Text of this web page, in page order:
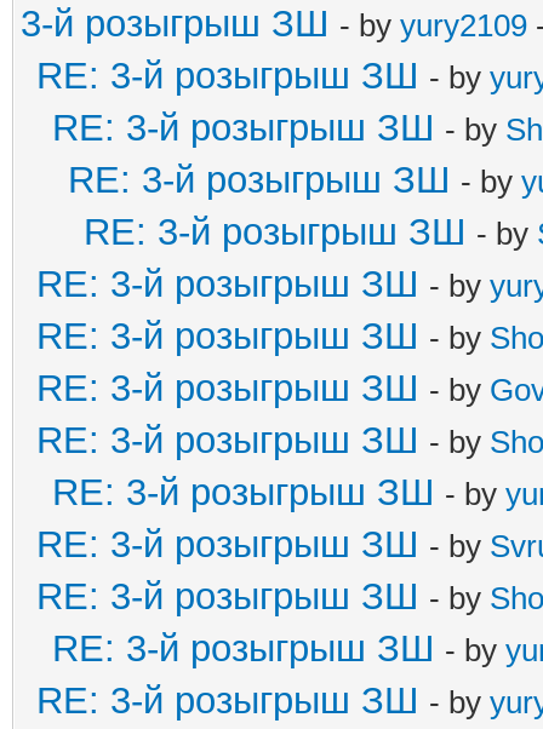
3-й розыгрыш ЗШ - by yury2109
RE: 3-й розыгрыш ЗШ - by
RE: 3-й розыгрыш ЗШ - by
RE: 3-й розыгрыш ЗШ - by
RE: 3-й розыгрыш ЗШ - by
RE: 3-й розыгрыш ЗШ - by
RE: 3-й розыгрыш ЗШ - by
RE: 3-й розыгрыш ЗШ - by
RE: 3-й розыгрыш ЗШ - by
RE: 3-й розыгрыш ЗШ - by
RE: 3-й розыгрыш ЗШ - by
RE: 3-й розыгрыш ЗШ - by
RE: 3-й розыгрыш ЗШ - by
RE: 3-й розыгрыш ЗШ - by